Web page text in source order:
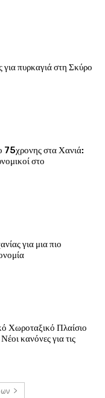
πυρκαγιά στη Σκύρο
75χρονης στα Χανιά:
στο
για μια πιο
Χωροταξικό Πλαίσιο
κανόνες για τις